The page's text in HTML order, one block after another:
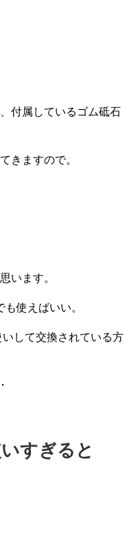
付属しているゴム砥石
きますので。
います。
使えばいい。
して交換されている方
すぎると